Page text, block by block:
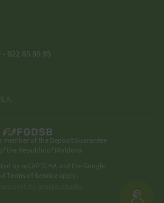
022 85 95 95
member of the Deposit Guarantee
the Republic of Moldova
by reCAPTCHA and the Google
Terms of Service apply.